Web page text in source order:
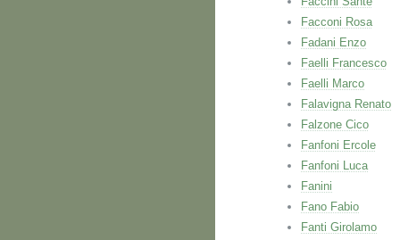
Facconi Rosa
Fadani Enzo
Faelli Francesco
Faelli Marco
Falavigna Renato
Falzone Cico
Fanfoni Ercole
Fanfoni Luca
Fanini
Fano Fabio
Fanti Girolamo